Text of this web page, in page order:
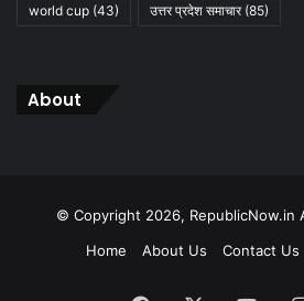
world cup (43) उत्तर प्रदेश समाचार(85)
About
© Copyright 2026, RepublicNow.in
Home
About Us Contact Us